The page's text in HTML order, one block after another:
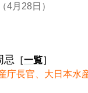
（4月28日）
忌 ［一覧］
庁長官、大日本水